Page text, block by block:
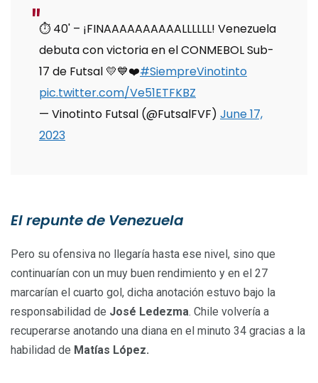
⏱️ 40' – ¡FINAAAAAAAAAALLLLLL! Venezuela
debuta con victoria en el CONMEBOL Sub-
17 de Futsal 💛💙❤️#SiempreVinotinto
pic.twitter.com/Ve51ETFKBZ
— Vinotinto Futsal (@FutsalFVF) June 17,
2023
El repunte de Venezuela
Pero su ofensiva no llegaría hasta ese nivel, sino que
continuarían con un muy buen rendimiento y en el 27
marcarían el cuarto gol, dicha anotación estuvo bajo la
responsabilidad de José Ledezma. Chile volvería a
recuperarse anotando una diana en el minuto 34 gracias a la
habilidad de Matías López.